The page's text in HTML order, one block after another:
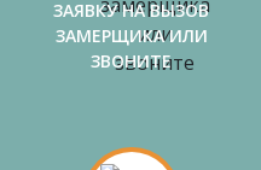
ЗАЯВКУ НА ВЫЗОВ
ЗАМЕРЩИКА ИЛИ
ЗВОНИТЕ